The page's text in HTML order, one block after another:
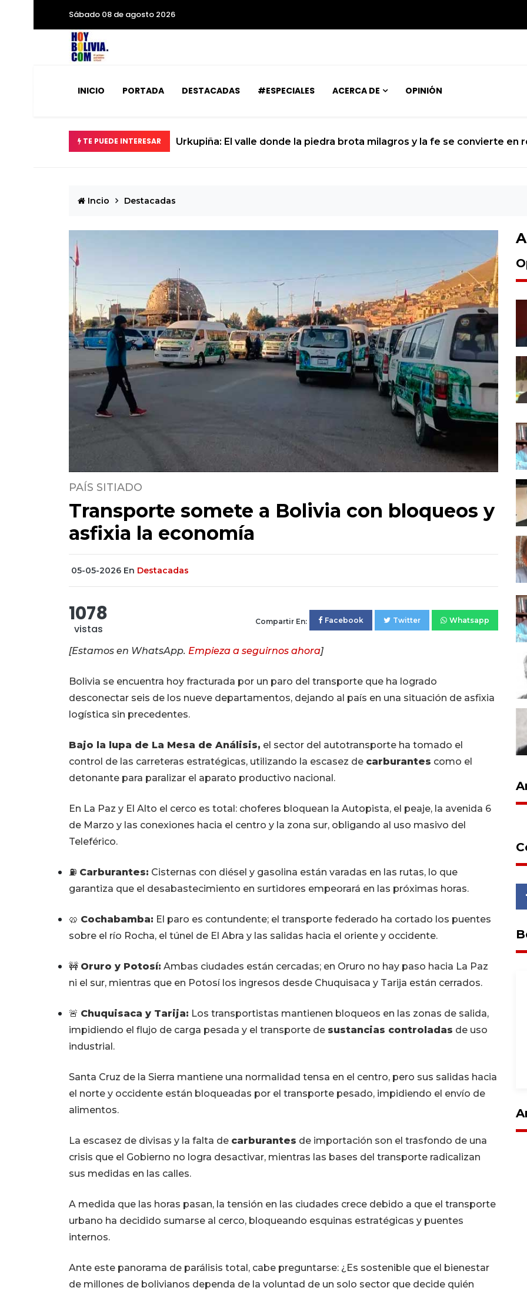
Sábado 08 de agosto 2026
INICIO PORTADA DESTACADAS #ESPECIALES ACERCA DE OPINIÓN
TE PUEDE INTERESAR La ciencia se prepara para el histórico sobrevuelo del Dios del Caos que
Incio Destacadas
PAÍS SITIADO
Transporte somete a Bolivia con bloqueos y
asfixia la economía
05-05-2026 En Destacadas
1078
vistas
Compartir En: Facebook Twitter Whatsapp
[Estamos en WhatsApp. Empieza a seguirnos ahora]
Bolivia se encuentra hoy fracturada por un paro del transporte que ha logrado
desconectar seis de los nueve departamentos, dejando al país en una situación de asfixia
logística sin precedentes.
Bajo la lupa de La Mesa de Análisis, el sector del autotransporte ha tomado el
control de las carreteras estratégicas, utilizando la escasez de carburantes como el
detonante para paralizar el aparato productivo nacional.
En La Paz y El Alto el cerco es total: choferes bloquean la Autopista, el peaje, la avenida 6
de Marzo y las conexiones hacia el centro y la zona sur, obligando al uso masivo del
Teleférico.
⛽ Carburantes: Cisternas con diésel y gasolina están varadas en las rutas, lo que
garantiza que el desabastecimiento en surtidores empeorará en las próximas horas.
🥨 Cochabamba: El paro es contundente; el transporte federado ha cortado los puentes
sobre el río Rocha, el túnel de El Abra y las salidas hacia el oriente y occidente.
🚧 Oruro y Potosí: Ambas ciudades están cercadas; en Oruro no hay paso hacia La Paz
ni el sur, mientras que en Potosí los ingresos desde Chuquisaca y Tarija están cerrados.
🚨 Chuquisaca y Tarija: Los transportistas mantienen bloqueos en las zonas de salida,
impidiendo el flujo de carga pesada y el transporte de sustancias controladas de uso
industrial.
Santa Cruz de la Sierra mantiene una normalidad tensa en el centro, pero sus salidas hacia
el norte y occidente están bloqueadas por el transporte pesado, impidiendo el envío de
alimentos.
La escasez de divisas y la falta de carburantes de importación son el trasfondo de una
crisis que el Gobierno no logra desactivar, mientras las bases del transporte radicalizan
sus medidas en las calles.
A medida que las horas pasan, la tensión en las ciudades crece debido a que el transporte
urbano ha decidido sumarse al cerco, bloqueando esquinas estratégicas y puentes
internos.
Ante este panorama de parálisis total, cabe preguntarse: ¿Es sostenible que el bienestar
de millones de bolivianos dependa de la voluntad de un solo sector que decide quién